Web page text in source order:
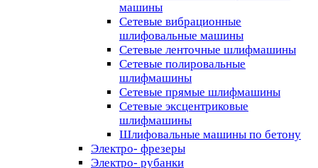
машины
Сетевые вибрационные
шлифовальные машины
Сетевые ленточные шлифмашины
Сетевые полировальные
шлифмашины
Сетевые прямые шлифмашины
Сетевые эксцентриковые
шлифмашины
Шлифовальные машины по бетону
Электро- фрезеры
Электро- рубанки